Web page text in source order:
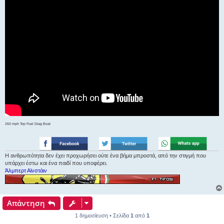
260 mph Top Fuel Drag Boat
Η ανθρωπότητα δεν έχει προχωρήσει ούτε ένα βήμα μπροστά, από την στιγμή που
υπάρχει έστω και ένα παιδί που υποφέρει.
Άλμπερτ Αϊνστάιν
Απάντηση
1 δημοσίευση • Σελίδα 1 από 1